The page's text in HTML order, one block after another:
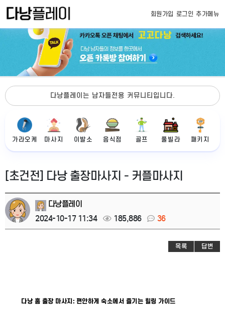
회원가입 로그인 추가메뉴
다낭플레이는 남자들전용 커뮤니티입니다.
가라오케 마사지 이발소 음식점 골프 풀빌라 패키지
[초건전] 다낭 출장마사지 - 커플마사지
다낭플레이
2024-10-17 11:34
185,886 36
목록 답변
다낭 홈 출장 마사지: 편안하게 숙소에서 즐기는 힐링 가이드